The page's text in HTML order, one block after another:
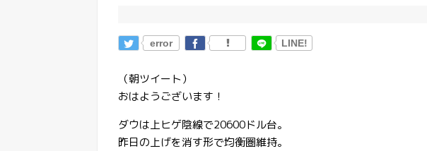
error LINE!
（朝ツイート）
おはようございます！
ダウは上ヒゲ陰線で20600ドル台。
昨日の上げを消す形で均衡圏維持。